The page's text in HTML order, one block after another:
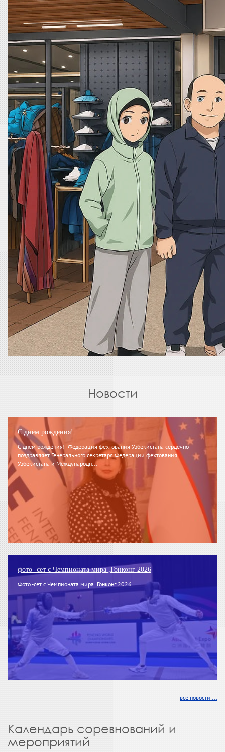
Новости
С днём рождения!
С днём рождения! Федерация фехтования Узбекистана сердечно
поздравляет Генерального секретаря Федерации фехтования
Узбекистана и Международн...
фото -сет с Чемпионата мира ,Гонконг 2026
Фото -сет с Чемпионата мира ,Гонконг 2026
все новости ...
Календарь соревнований и
мероприятий